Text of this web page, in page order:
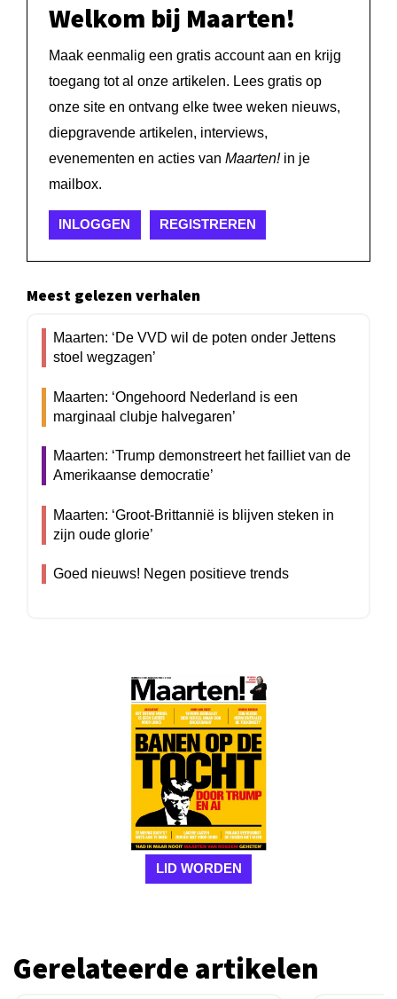
Welkom bij Maarten!
Maak eenmalig een gratis account aan en krijg
toegang tot al onze artikelen. Lees gratis op
onze site en ontvang elke twee weken nieuws,
diepgravende artikelen, interviews,
evenementen en acties van Maarten!in je
mailbox.
INLOGGEN REGISTREREN
Meest gelezen verhalen
Maarten: ‘De VVD wil de poten onder Jettens
stoel wegzagen’
Maarten: ‘Ongehoord Nederland is een
marginaal clubje halvegaren’
Maarten: ‘Trump demonstreert het failliet van de
Amerikaanse democratie’
Maarten: ‘Groot-Brittannië is blijven steken in
zijn oude glorie’
Goed nieuws! Negen positieve trends
LID WORDEN
Gerelateerde artikelen